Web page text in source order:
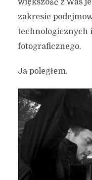
większość z Was
zakresie
technologicznych
fotograficznego.
Ja poległem.